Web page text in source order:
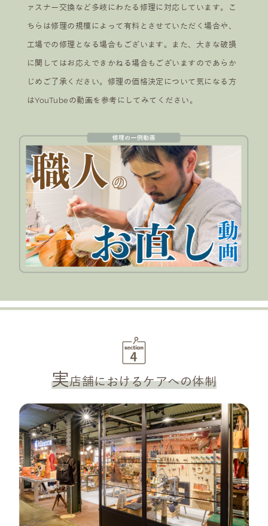
ァスナー交換など多岐にわたる修理に対応しています。こ
ちらは修理の規模によって有料とさせていただく場合や、
工場での修理となる場合もございます。また、大きな破損
に関してはお応えできかねる場合もございますのであらか
じめご了承ください。修理の価格決定について気になる方
はYouTubeの動画を参考にしてみてください。
実店舗におけるケアへの体制